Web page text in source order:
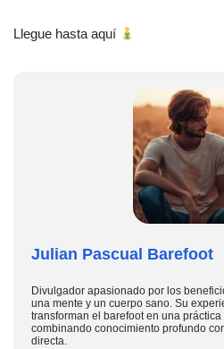
Llegue hasta aquí
Julian Pascual Barefoot
Divulgador apasionado por los
una mente y un cuerpo sano. Su
transforman el barefoot en una
combinando conocimiento profundo
directa.